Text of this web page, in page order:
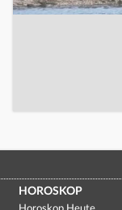
HOROSKOP